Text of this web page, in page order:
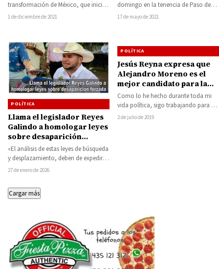
transformación de México, que inició
hace tres años con el gobierno que
1 de diciembre de 2021
Equipo Por Carácuaro
domingo en la tenencia de Paso de
Núñez, militantes y simpatizantes del
17 de mayo de 2021
POLÍTICA
Llama el legislador Reyes
Galindo a homologar leyes
sobre desaparición
forzada
«El análisis de estas leyes de búsqueda
y desplazamiento, deben de expedirse
de manera inmediata y homologarse
27 de enero de 2026
POLÍTICA
Jesús Reyna expresa que
Alejandro Moreno es el
mejor candidato para la
dirigencia nacional del PRI
Como lo he hecho durante toda mi
vida política, sigo trabajando para el
Partido Revolucionario Institucional y
2 de julio de 2019
Cargar más